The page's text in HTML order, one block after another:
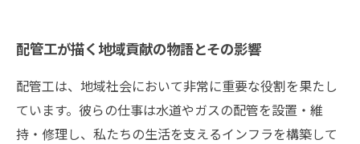
配管工が描く地域貢献の物語とその影響
配管工は、地域社会において非常に重要な役割を果たし
ています。彼らの仕事は水道やガスの配管を設置・維
持・修理し、私たちの生活を支えるインフラを構築して